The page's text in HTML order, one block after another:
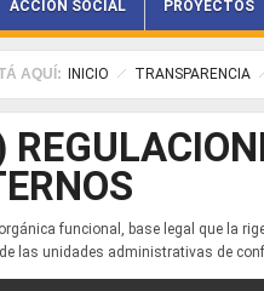
ACCIÓN SOCIAL PROYECTOS
AQUÍ: INICIO TRANSPARENCIA
funcional, base legal que la
las unidades administrativas de